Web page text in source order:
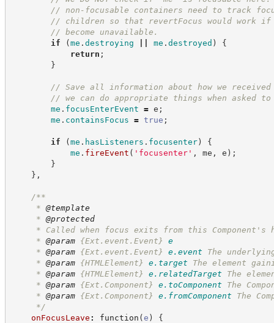
// non-focusable containers need to track
// children so that revertFocus would work
// become unavailable.
if
(me . destroying me . destroyed )
{
return ;
}
// Save all information about how we
// we can do appropriate things when asked
me . focusEnterEvent = e ;
me . containsFocus = true ;
if (me . hasListeners . focusenter)
{
me . fireEvent ( ' focusenter' , me , e ) ;
}
} ,
/**
* @template
* @protected
* Called when focus exits from this Component's
* @param {Ext.event.Event}
e
* @param {Ext.event.Event} e.event
The
* @param {HTMLElement} e.target
The element
* @param {HTMLElement} e.relatedTarget
The
* @param {Ext.Component} e.toComponent
The
* @param {Ext.Component} e.fromComponent
The
*/
onFocusLeave : function (e )
{